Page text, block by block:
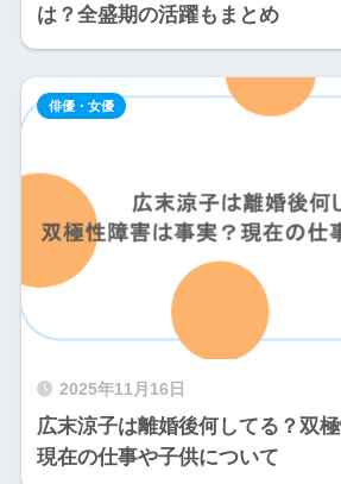
は？全盛期の活躍もまとめ
2025年11月16日
広末涼子は離婚後何してる？双
現在の仕事や子供について
俳優・女優